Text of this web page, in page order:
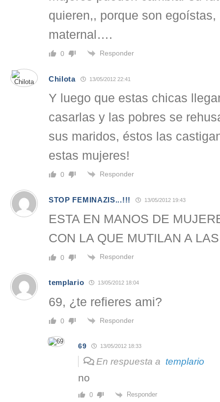
quieren,, porque son
maternal….
0 Responder
Chilota 13/05/2012 22:41
Y luego que estas chicas
casarlas y las pobres se
sus maridos, éstos las
estas mujeres!
0 Responder
STOP FEMINAZIS...!!! 13/05/2012 19:43
ESTA EN MANOS DE
CON LA QUE MUTILAN A
0 Responder
templario 13/05/2012 18:04
69, ¿te refieres ami?
0 Responder
69 13/05/2012 18:33
En respuesta a templario
no
0 Responder